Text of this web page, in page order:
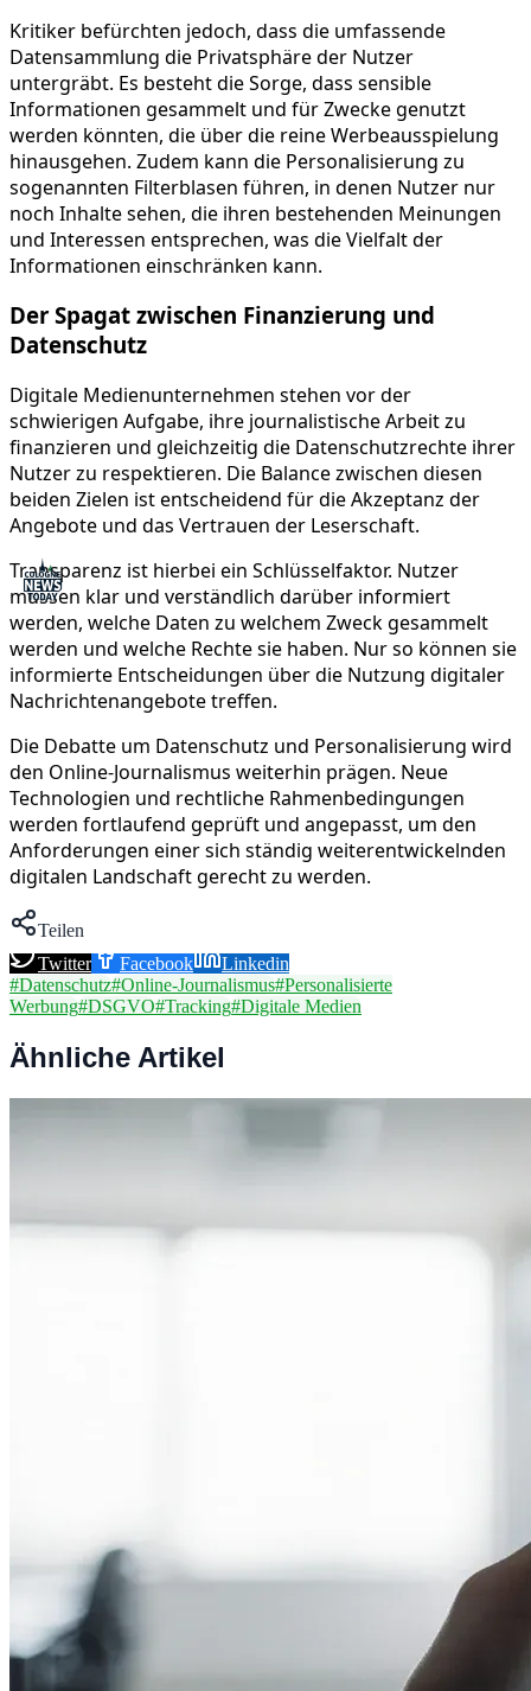
Kritiker befürchten jedoch, dass die umfassende
Datensammlung die Privatsphäre der Nutzer
untergräbt. Es besteht die Sorge, dass sensible
Informationen gesammelt und für Zwecke genutzt
werden könnten, die über die reine Werbeausspielung
hinausgehen. Zudem kann die Personalisierung zu
sogenannten Filterblasen führen, in denen Nutzer nur
noch Inhalte sehen, die ihren bestehenden Meinungen
und Interessen entsprechen, was die Vielfalt der
Informationen einschränken kann.
Der Spagat zwischen Finanzierung und
Datenschutz
Digitale Medienunternehmen stehen vor der
schwierigen Aufgabe, ihre journalistische Arbeit zu
finanzieren und gleichzeitig die Datenschutzrechte ihrer
Nutzer zu respektieren. Die Balance zwischen diesen
beiden Zielen ist entscheidend für die Akzeptanz der
Angebote und das Vertrauen der Leserschaft.
Transparenz ist hierbei ein Schlüsselfaktor. Nutzer
müssen klar und verständlich darüber informiert
werden, welche Daten zu welchem Zweck gesammelt
werden und welche Rechte sie haben. Nur so können sie
informierte Entscheidungen über die Nutzung digitaler
Nachrichtenangebote treffen.
Die Debatte um Datenschutz und Personalisierung wird
den Online-Journalismus weiterhin prägen. Neue
Technologien und rechtliche Rahmenbedingungen
werden fortlaufend geprüft und angepasst, um den
Anforderungen einer sich ständig weiterentwickelnden
digitalen Landschaft gerecht zu werden.
Teilen
Twitter
Facebook
Linkedin
#Datenschutz#Online-Journalismus#Personalisierte
Werbung#DSGVO#Tracking#Digitale Medien
Ähnliche Artikel